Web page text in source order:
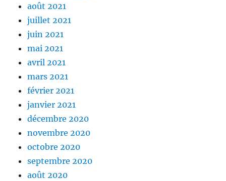
août 2021
juillet 2021
juin 2021
mai 2021
avril 2021
mars 2021
février 2021
janvier 2021
décembre 2020
novembre 2020
octobre 2020
septembre 2020
août 2020